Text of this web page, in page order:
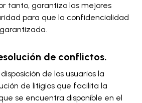
tanto, garantizo las mejores
para que la confidencialidad
de conflictos.
de los usuarios la
de litigios que facilita la
se encuentra disponible en el